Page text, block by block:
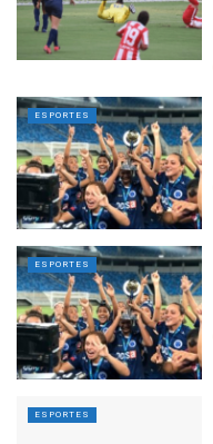
ESPORTES
ESPORTES
ESPORTES